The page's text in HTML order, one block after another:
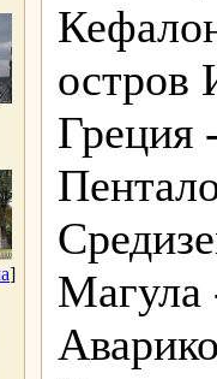
]
остров
Греция